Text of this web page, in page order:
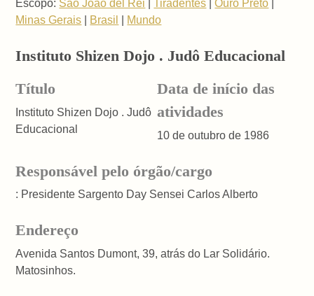
Escopo: São João del Rei |Tiradentes |Ouro Preto
Minas Gerais
Brasil Mundo
Instituto Shizen Dojo . Judô Educacional
Título
Instituto Shizen Dojo . Judô
Educacional
Data de início das
atividades
10 de outubro de 1986
Responsável pelo órgão/cargo
: Presidente Sargento Day Sensei Carlos Alberto
Endereço
Avenida Santos Dumont, 39, atrás do Lar Solidário.
Matosinhos.